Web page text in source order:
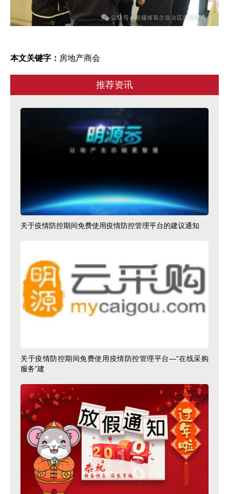
本文关键字： 房地产商会
推荐资讯
关于疫情防控期间免费使用疫情防控管理平台的建议通知
关于疫情防控期间免费使用疫情防控管理平台—“在线采购
服务”建